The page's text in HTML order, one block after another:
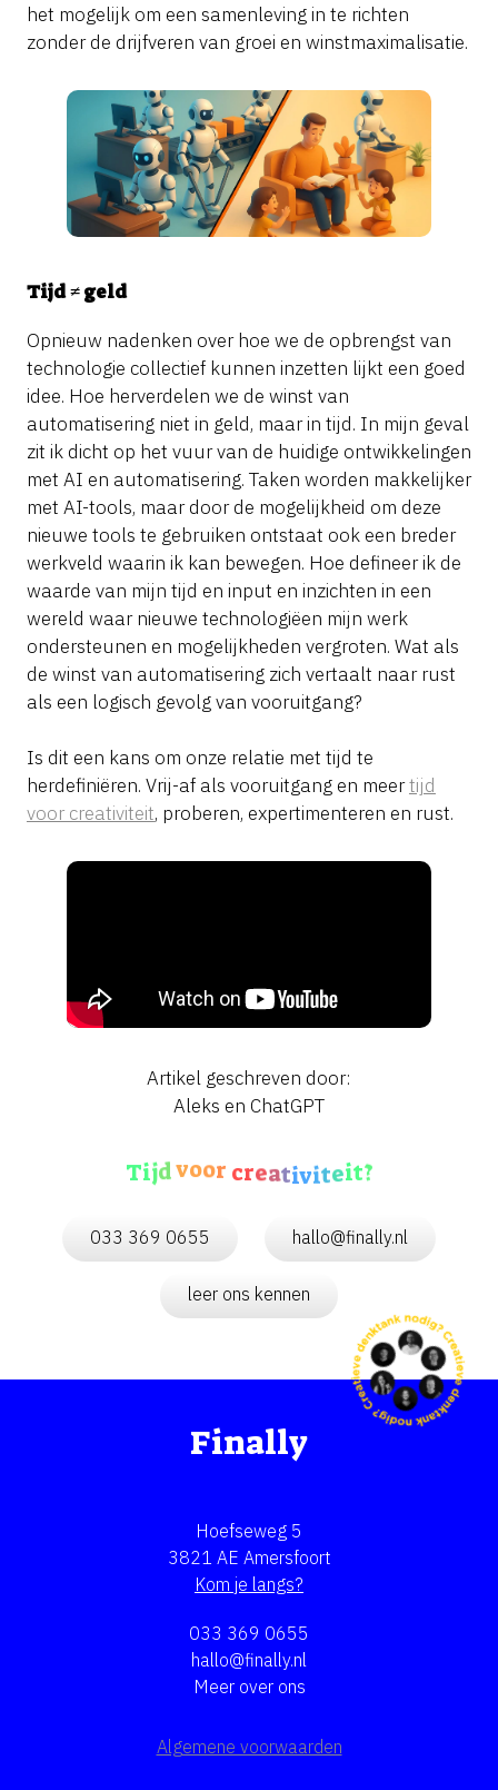
het mogelijk om een samenleving in te richten
zonder de drijfveren van groei en winstmaximalisatie.
Tijd ≠ geld
Opnieuw nadenken over hoe we de opbrengst van
technologie collectief kunnen inzetten lijkt een goed
idee. Hoe herverdelen we de winst van
automatisering niet in geld, maar in tijd. In mijn geval
zit ik dicht op het vuur van de huidige ontwikkelingen
met AI en automatisering. Taken worden makkelijker
met AI-tools, maar door de mogelijkheid om deze
nieuwe tools te gebruiken ontstaat ook een breder
werkveld waarin ik kan bewegen. Hoe defineer ik de
waarde van mijn tijd en input en inzichten in een
wereld waar nieuwe technologiëen mijn werk
ondersteunen en mogelijkheden vergroten. Wat als
de winst van automatisering zich vertaalt naar rust
als een logisch gevolg van vooruitgang?
Is dit een kans om onze relatie met tijd te
herdefiniëren. Vrij-af als vooruitgang en meertijd
voor creativiteit, proberen, expertimenteren en rust.
Artikel geschreven door:
Aleks en ChatGPT
Tijdvoor creativiteit?
033 369 0655 hallo@finally.nl
leer ons kennen
Finally
Hoefseweg 5
3821 AE Amersfoort
Kom je langs?
033 369 0655
hallo@finally.nl
Meer over ons
Algemene voorwaarden